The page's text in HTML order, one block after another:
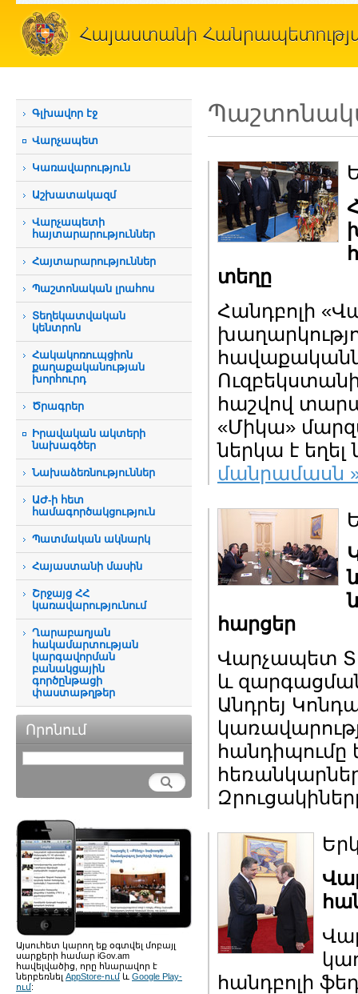
Գլխավոր էջ
Վարչապետ
Կառավարություն
Աշխատակազմ
Վարչապետի
հայտարարություններ
Հայտարարություններ
Պաշտոնական լրահոս
Տեղեկատվական
կենտրոն
Հակակոռուպցիոն
քաղաքականության
խորհուրդ
Ծրագրեր
Իրավական ակտերի
նախագծեր
Նախաձեռնություններ
ԱԺ-ի հետ
համագործակցություն
Պատմական ակնարկ
Հայաստանի մասին
Շրջայց ՀՀ
կառավարությունում
Ղարաբաղյան
հակամարտության
կարգավորման
բանակցային
գործընթացի
փաստաթղթեր
Որոնում
Այսուհետ կարող եք օգտվել մոբայլ
սարքերի համար iGov.am
հավելվածից, որը հնարավոր է
ներբեռնել AppStore-ում և Google Play-
ում:
տեղը
Հանդբոլի
հավաքականն
հաշվով
«Միկա»
ներկա է
մանրամասն
հարցեր
Վարչապետ
և
Անդրեյ
հանդիպումը
հանդբոլի